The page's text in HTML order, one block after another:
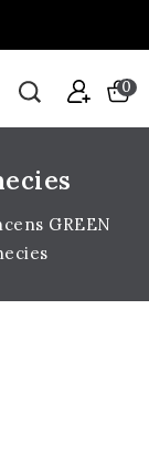
0
GREEN